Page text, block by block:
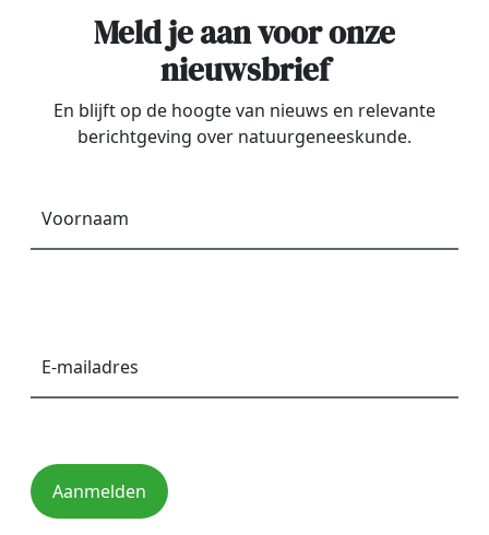
Meld je aan voor onze
nieuwsbrief
En blijft op de hoogte van nieuws en relevante
berichtgeving over natuurgeneeskunde.
Aanmelden